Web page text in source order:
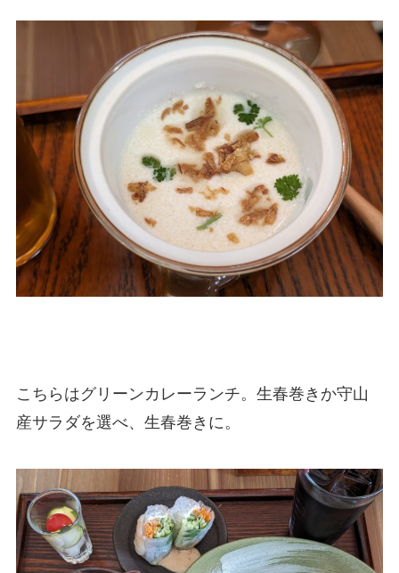
こちらはグリーンカレーランチ。生春巻きか守山
産サラダを選べ、生春巻きに。